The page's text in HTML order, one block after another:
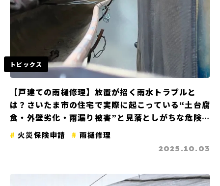
トピックス
【戸建ての雨樋修理】放置が招く雨水トラブルと
は？さいたま市の住宅で実際に起こっている“土台腐
食・外壁劣化・雨漏り被害”と見落としがちな危険サ
イン
火災保険申請 雨樋修理
2025.10.03